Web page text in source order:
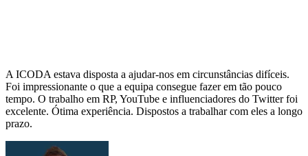
A ICODA estava disposta a ajudar-nos em circunstâncias difíceis.
Foi impressionante o que a equipa consegue fazer em tão pouco
tempo. O trabalho em RP, YouTube e influenciadores do Twitter foi
excelente. Ótima experiência. Dispostos a trabalhar com eles a longo
prazo.